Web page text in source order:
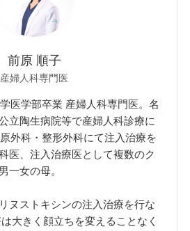
前原 順子
産婦人科専門医
医学部卒業 産婦人科専門医。名
立陶生病院等で産婦人科診療に
外科・整形外科にて注入治療を
医、注入治療医として複数のク
一女の母。
ヌストキシンの注入治療を行な
大きく顔立ちを変えることなく